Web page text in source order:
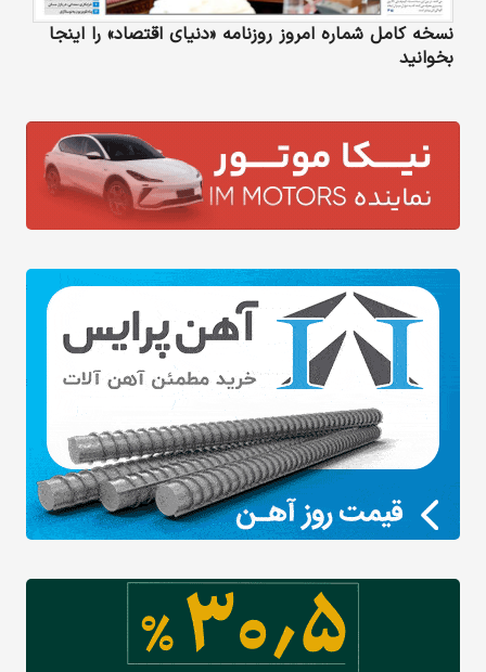
نسخه کامل شماره امروز روزنامه «دنیای‌ اقتصاد» را اینجا
بخوانید